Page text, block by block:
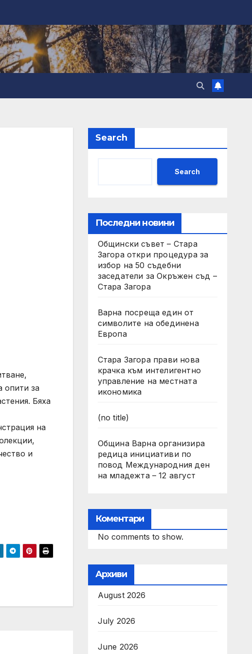
опити за
Бяха
на
и
Search
Search
Последни новини
Общински съвет – Стара
Загора откри процедура за
избор на 50 съдебни
заседатели за Окръжен съд –
Стара Загора
Варна посреща един от
символите на обединена
Европа
Стара Загора прави нова
крачка към интелигентно
управление на местната
икономика
(no title)
Община Варна организира
редица инициативи по
повод Международния ден
на младежта – 12 август
Коментари
No comments to show.
Архиви
August 2026
July 2026
June 2026